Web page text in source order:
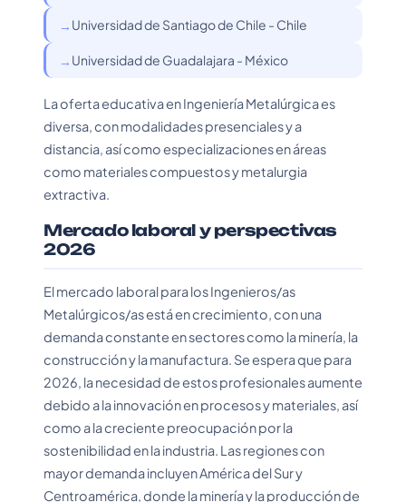
Universidad de Santiago de Chile - Chile
Universidad de Guadalajara - México
La oferta educativa en Ingeniería Metalúrgica es
diversa, con modalidades presenciales y a
distancia, así como especializaciones en áreas
como materiales compuestos y metalurgia
extractiva.
Mercado laboral y perspectivas
2026
El mercado laboral para los Ingenieros/as
Metalúrgicos/as está en crecimiento, con una
demanda constante en sectores como la minería, la
construcción y la manufactura. Se espera que para
2026, la necesidad de estos profesionales aumente
debido a la innovación en procesos y materiales, así
como a la creciente preocupación por la
sostenibilidad en la industria. Las regiones con
mayor demanda incluyen América del Sur y
Centroamérica, donde la minería y la producción de